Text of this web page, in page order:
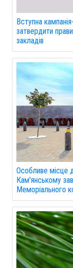
Вступна
затвердити
закладів
Особливе місце
Кам'янському
Меморіального